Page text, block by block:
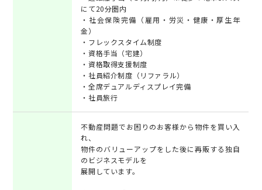
にて20分圏内
・社会保険完備（雇用・労災・健康・厚生年
金）
・フレックスタイム制度
・資格手当（宅建）
・資格取得支援制度
・社員紹介制度（リファラル）
・全席デュアルディスプレイ完備
・社員旅行
不動産問題でお困りのお客様から物件を買い入
れ、
物件のバリューアップをした後に再販する独自
のビジネスモデルを
展開しています。